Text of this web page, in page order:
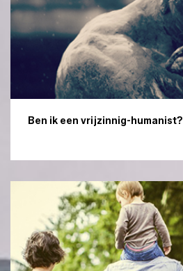
Ben ik een vrijzinnig-humanist?